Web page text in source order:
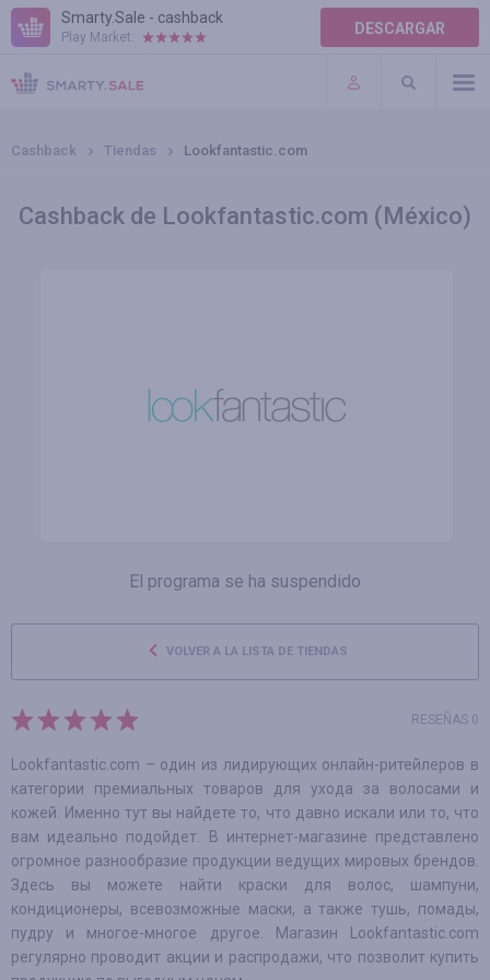
Smarty.Sale - cashback
Play Market: DESCARGAR
AYUDA
TÉRMINOS DE USO
Cashback Tiendas Lookfantastic.com
Cashback de Lookfantastic.com (México)
El programa se ha suspendido
VOLVER A LA LISTA DE TIENDAS
RESEÑAS 0
Lookfantastic.com – один из лидирующих онлайн-ритейлеров в
категории премиальных товаров для ухода за волосами и
кожей. Именно тут вы найдете то, что давно искали или то, что
вам идеально подойдет. В интернет-магазине представлено
огромное разнообразие продукции ведущих мировых брендов.
Здесь вы можете найти краски для волос, шампуни,
кондиционеры, всевозможные маски, а также тушь, помады,
пудру и многое-многое другое. Магазин Lookfantastic.com
регулярно проводит акции и распродажи, что позволит купить